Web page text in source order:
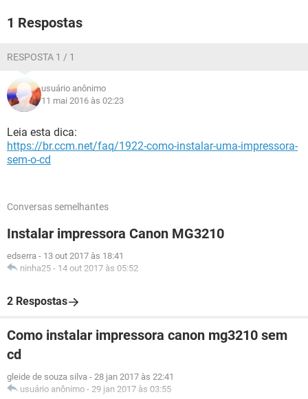
1 Respostas
RESPOSTA 1 / 1
usuário anônimo
11 mai 2016 às 02:23
Leia esta dica:
https://br.ccm.net/faq/1922-como-instalar-uma-impressora-
sem-o-cd
Conversas semelhantes
Instalar impressora Canon MG3210
edserra - 13 out 2017 às 18:41
ninha25 - 14 out 2017 às 05:52
2 Respostas
Como instalar impressora canon mg3210 sem
cd
gleide de souza silva - 28 jan 2017 às 22:41
usuário anônimo - 29 jan 2017 às 03:55